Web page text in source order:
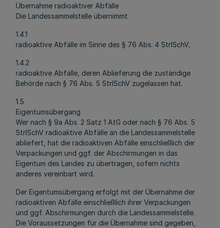
Übernahme radioaktiver Abfälle
Die Landessammelstelle übernimmt
1.4.1
radioaktive Abfälle im Sinne des § 76 Abs. 4 StrlSchV,
1.4.2
radioaktive Abfälle, deren Ablieferung die zuständige
Behörde nach § 76 Abs. 5 StrlSchV zugelassen hat.
1.5
Eigentumsübergang
Wer nach § 9a Abs. 2 Satz 1 AtG oder nach § 76 Abs. 5
StrlSchV radioaktive Abfälle an die Landessammelstelle
abliefert, hat die radioaktiven Abfälle einschließlich der
Verpackungen und ggf. der Abschirmungen in das
Eigentum des Landes zu übertragen, sofern nichts
anderes vereinbart wird.
Der Eigentumsübergang erfolgt mit der Übernahme der
radioaktiven Abfälle einschließlich ihrer Verpackungen
und ggf. Abschirmungen durch die Landessammelstelle.
Die Voraussetzungen für die Übernahme sind gegeben,